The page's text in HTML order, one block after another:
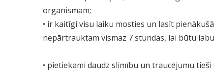
organismam;
• ir kaitīgi visu laiku mosties un lasīt
nepārtrauktam vismaz 7 stundas, lai būtu
• pietiekami daudz slimību un traucējumu